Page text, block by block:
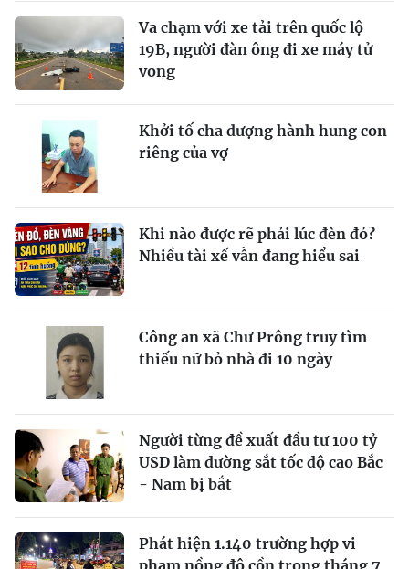
Va chạm với xe tải trên quốc lộ
19B, người đàn ông đi xe máy tử
vong
Khởi tố cha dượng hành hung con
riêng của vợ
Khi nào được rẽ phải lúc đèn đỏ?
Nhiều tài xế vẫn đang hiểu sai
Công an xã Chư Prông truy tìm
thiếu nữ bỏ nhà đi 10 ngày
Người từng đề xuất đầu tư 100 tỷ
USD làm đường sắt tốc độ cao Bắc
- Nam bị bắt
Phát hiện 1.140 trường hợp vi